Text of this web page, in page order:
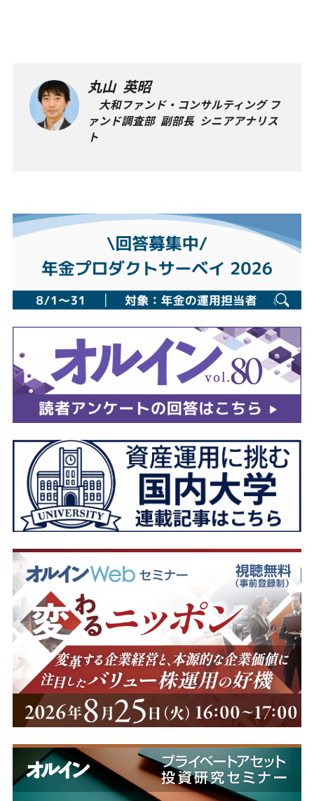
丸山 英昭
大和ファンド・コンサルティング フ
ァンド調査部 副部長 シニアアナリス
ト